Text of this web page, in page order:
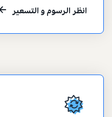
انظر الرسوم و التسعير